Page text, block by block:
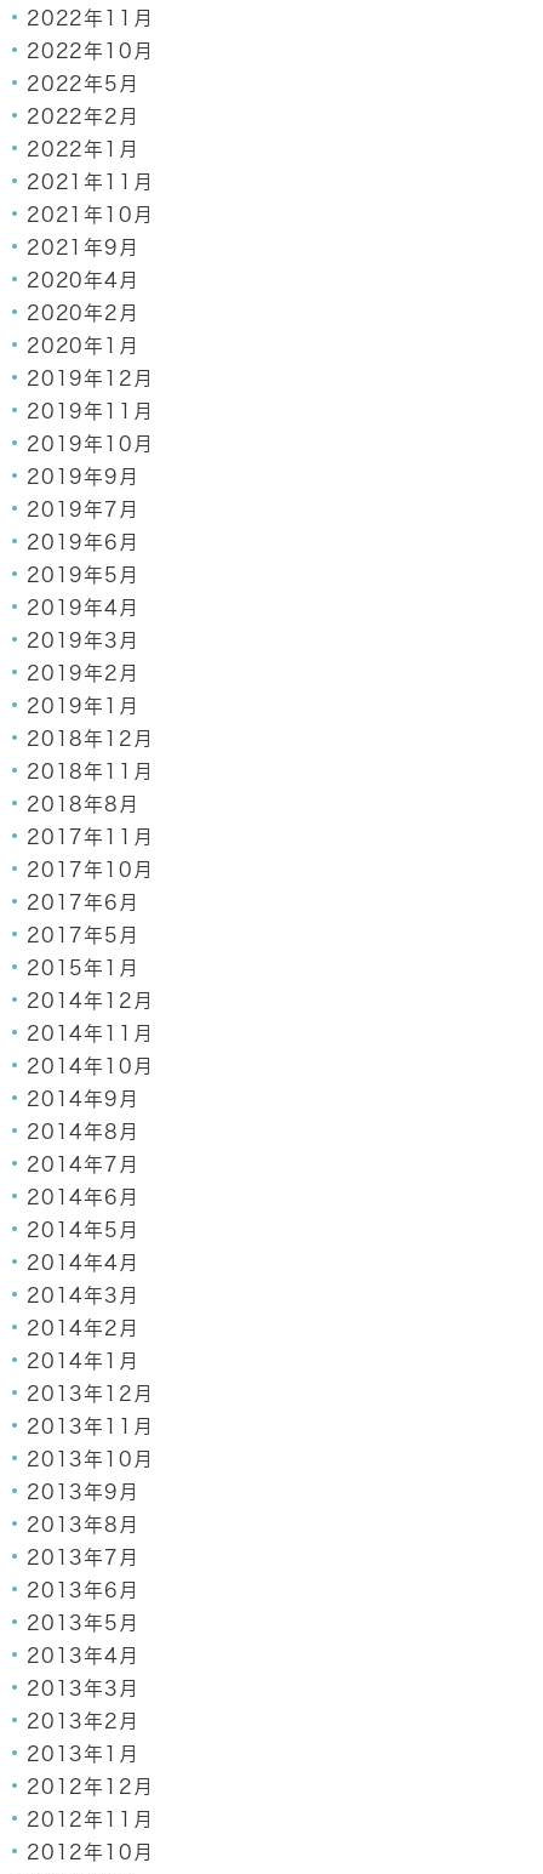
2022年11月
2022年10月
2022年5月
2022年2月
2022年1月
2021年11月
2021年10月
2021年9月
2020年4月
2020年2月
2020年1月
2019年12月
2019年11月
2019年10月
2019年9月
2019年7月
2019年6月
2019年5月
2019年4月
2019年3月
2019年2月
2019年1月
2018年12月
2018年11月
2018年8月
2017年11月
2017年10月
2017年6月
2017年5月
2015年1月
2014年12月
2014年11月
2014年10月
2014年9月
2014年8月
2014年7月
2014年6月
2014年5月
2014年4月
2014年3月
2014年2月
2014年1月
2013年12月
2013年11月
2013年10月
2013年9月
2013年8月
2013年7月
2013年6月
2013年5月
2013年4月
2013年3月
2013年2月
2013年1月
2012年12月
2012年11月
2012年10月